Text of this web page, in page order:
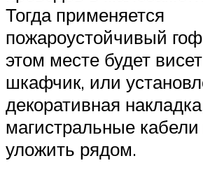
Тогда применяется
пожароустойчивый
этом месте будет
шкафчик, или
декоративная
магистральные
уложить рядом.